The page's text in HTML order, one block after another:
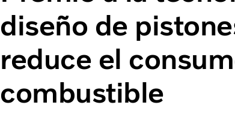
diseño de
reduce el
combustible